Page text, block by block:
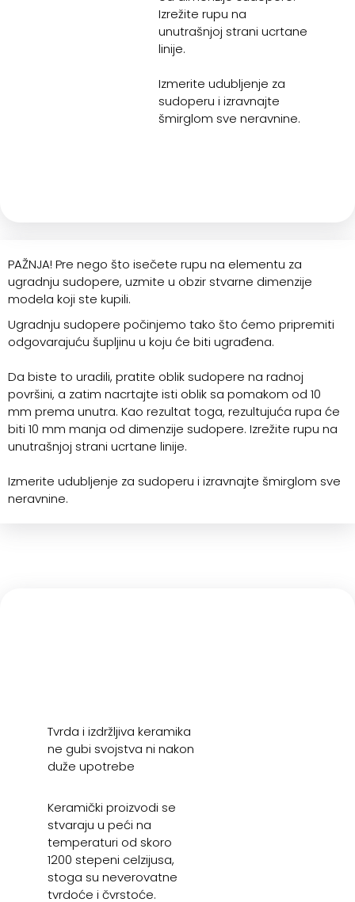
Izrežite rupu na
unutrašnjoj strani ucrtane
linije.
Izmerite udubljenje za
sudoperu i izravnajte
šmirglom sve neravnine.
PAŽNJA! Pre nego što isečete rupu na elementu za
ugradnju sudopere, uzmite u obzir stvarne dimenzije
modela koji ste kupili.
Ugradnju sudopere počinjemo tako što ćemo pripremiti
odgovarajuću šupljinu u koju će biti ugrađena.
Da biste to uradili, pratite oblik sudopere na radnoj
površini, a zatim nacrtajte isti oblik sa pomakom od 10
mm prema unutra. Kao rezultat toga, rezultujuća rupa će
biti 10 mm manja od dimenzije sudopere. Izrežite rupu na
unutrašnjoj strani ucrtane linije.
Izmerite udubljenje za sudoperu i izravnajte šmirglom sve
neravnine.
Tvrda i izdržljiva keramika
ne gubi svojstva ni nakon
duže upotrebe
Keramički proizvodi se
stvaraju u peći na
temperaturi od skoro
1200 stepeni celzijusa,
stoga su neverovatne
tvrdoće i čvrstoće.